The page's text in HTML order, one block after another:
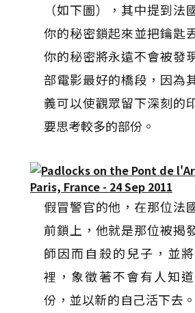
（如下圖），其中提到法
你的秘密鎖起來並把鑰匙
你的秘密將永遠不會被發
部電影最好的橋段，因為
義可以使觀眾留下深刻的
要思考較多的部份。
假冒警官的他，在那位法
前鎖上，他就是那位被揭
師因而自殺的兒子，並
裡，象徵著不會有人知
份，並以新的自己活下去